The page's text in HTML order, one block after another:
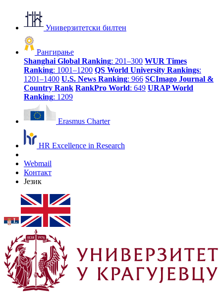
Универзитетски билтен
Рангирање
Shanghai Global Ranking: 201–300 WUR Times
Ranking: 1001–1200 QS World University Rankings:
1201–1400 U.S. News Ranking: 966 SCImago Journal &
Country Rank RankPro World: 649 URAP World
Ranking: 1209
Erasmus Charter
HR Excellence in Research
Webmail
Контакт
Језик